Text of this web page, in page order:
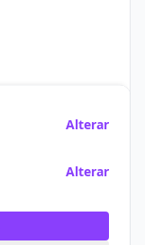
Alterar
Alterar